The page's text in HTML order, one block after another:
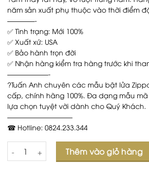
năm sản xuất phụ thuộc vào thời điểm
————-
✅ Tình trạng: Mới 100%
✅ Xuất xứ: USA
✅ Bảo hành trọn đời
✅ Nhận hàng kiểm tra hàng trước khi
——————-
?Tuấn Anh chuyên các mẫu bật lửa
cấp, chính hãng 100%. Đa dạng mẫu
lựa chọn tuyệt vời dành cho Quý Khách.
—————————–
☎ Hotline: 0824.233.344
Số lượng Thêm vào giỏ hàng